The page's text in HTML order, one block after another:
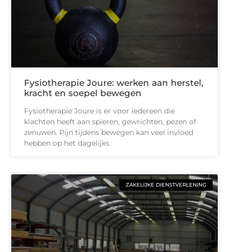
Fysiotherapie Joure: werken aan herstel,
kracht en soepel bewegen
Fysiotherapie Joure is er voor iedereen die
klachten heeft aan spieren, gewrichten, pezen of
zenuwen. Pijn tijdens bewegen kan veel invloed
hebben op het dagelijks
ZAKELIJKE DIENSTVERLENING